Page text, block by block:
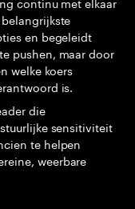
en begeleidt
pushen, maar door
welke koers
is.
die
sensitiviteit
te helpen
weerbare